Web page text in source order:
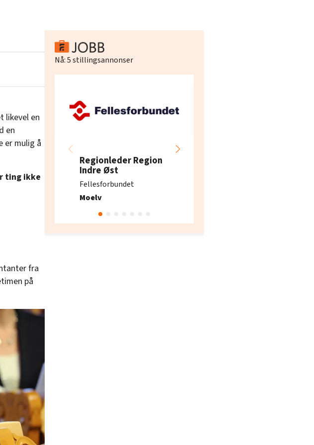
likevel en
en
er mulig å
ting ikke
fra
på
Nå:5stillingsannonser
Regionleder Region
Indre Øst
Fellesforbundet
Moelv